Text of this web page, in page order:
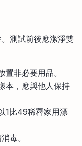
測試前後應潔淨雙
置非必要用品。
本，應與他人保持
1比49稀釋家用漂
毒。